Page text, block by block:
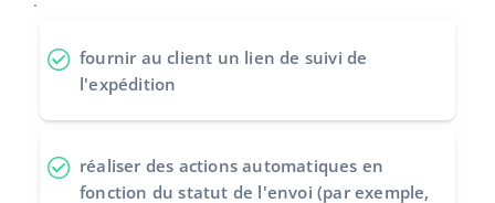
fournir au client un lien de suivi de
l'expédition
réaliser des actions automatiques en
fonction du statut de l'envoi (par exemple,